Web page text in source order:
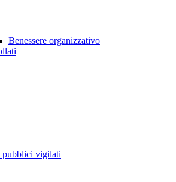
Benessere organizzativo
pubblici vigilati